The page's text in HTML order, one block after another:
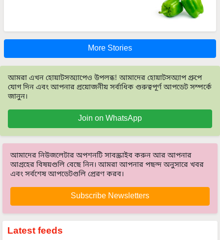
More Stories
আমরা এখন হোয়াটসঅ্যাপেও উপলব্ধ! আমাদের হোয়াটসঅ্যাপ গ্রুপে
যোগ দিন এবং আপনার প্রয়োজনীয় সর্বাধিক গুরুত্বপূর্ণ আপডেট সম্পর্কে
জানুন।
Join on WhatsApp
আমাদের নিউজলেটার অপশনটি সাবস্ক্রাইব করুন আর আপনার
আগ্রহের বিষয়গুলি বেছে নিন। আমরা আপনার পছন্দ অনুসারে খবর
এবং সর্বশেষ আপডেটগুলি প্রেরণ করব।
Subscribe Newsletters
Latest feeds